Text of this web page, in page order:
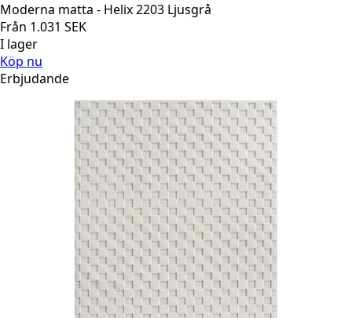
Moderna matta - Helix 2203 Ljusgrå
Från 1.031 SEK
I lager
Köp nu
Erbjudande